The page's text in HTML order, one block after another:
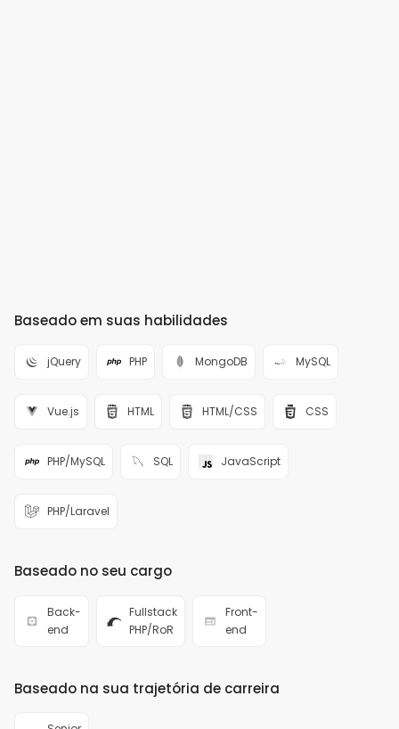
Baseado em suas habilidades
jQuery PHP MongoDB MySQL
Vue.js HTML HTML/CSS CSS
PHP/MySQL SQL JavaScript
PHP/Laravel
Baseado no seu cargo
Back-
end
Fullstack
PHP/RoR
Front-
end
Baseado na sua trajetória de carreira